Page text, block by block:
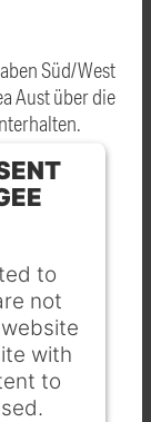
Süd/West
Aust über die
to
not
with
to